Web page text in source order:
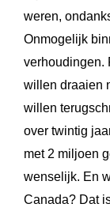
weren,
Onmogelijk
verhoudingen.
willen draaien
willen
over twintig
met 2 miljoen
wenselijk. En
Canada? Dat